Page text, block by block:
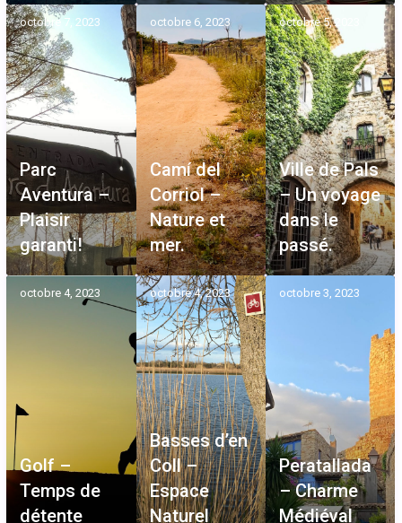
octobre 7, 2023
Parc
Aventura –
Plaisir
garanti!
octobre 6, 2023
Camí del
Corriol –
Nature et
mer.
octobre 5, 2023
Ville de Pals
– Un voyage
dans le
passé.
octobre 4, 2023
Golf –
Temps de
détente
octobre 4, 2023
Basses d’en
Coll –
Espace
Naturel
octobre 3, 2023
Peratallada
– Charme
Médiéval